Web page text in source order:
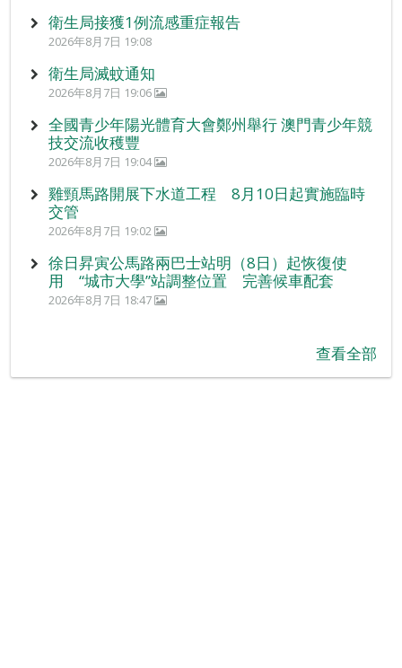
衛生局接獲1例流感重症報告
2026年8月7日 19:08
衛生局滅蚊通知
2026年8月7日 19:06
全國青少年陽光體育大會鄭州舉行 澳門青少年競
技交流收穫豐
2026年8月7日 19:04
雞頸馬路開展下水道工程 8月10日起實施臨時
交管
2026年8月7日 19:02
徐日昇寅公馬路兩巴士站明（8日）起恢復使
用 “城市大學”站調整位置 完善候車配套
2026年8月7日 18:47
查看全部